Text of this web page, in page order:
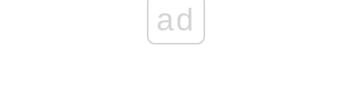
ad